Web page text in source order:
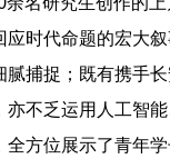
时代命题的宏大
捕捉；既有携手
不乏运用人工智
方位展示了青年学